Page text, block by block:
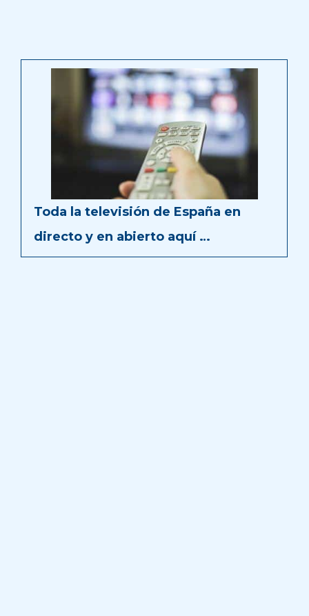
Toda la televisión de España en
directo y en abierto aquí …